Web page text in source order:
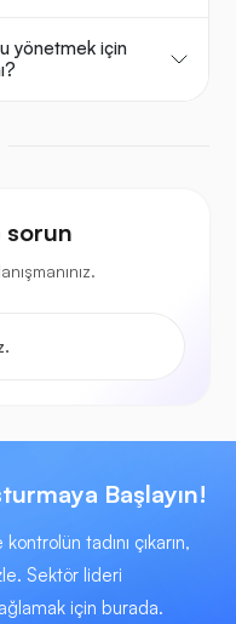
yönetmek için
sorun
Başlayın!
tadını çıkarın,
Sektör lideri
için burada.